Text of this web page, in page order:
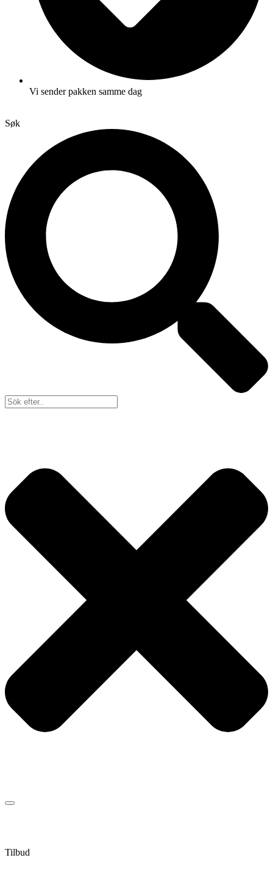
Vi sender pakken samme dag
Søk
Tilbud